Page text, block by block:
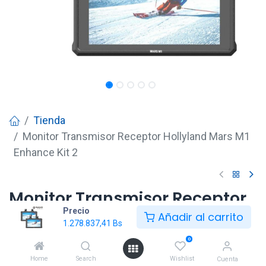
Precio
1.278.837,41 Bs Añadir al carrito
Home Search
0
Wishlist Cuenta
Tienda
Monitor Transmisor Receptor Hollyland Mars M1
Enhance Kit 2
Monitor Transmisor Receptor
Hollyland Mars M1 Enhance Kit